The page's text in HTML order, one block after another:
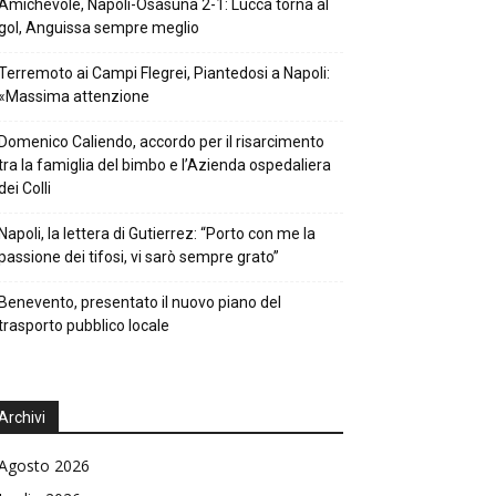
Napoli-Osasuna 2-1: Lucca torna al
Anguissa sempre meglio
ai Campi Flegrei, Piantedosi a Napoli:
attenzione
Caliendo, accordo per il risarcimento
la famiglia del bimbo e l’Azienda ospedaliera
Colli
la lettera di Gutierrez: “Porto con me la
dei tifosi, vi sarò sempre grato”
presentato il nuovo piano del
pubblico locale
2026